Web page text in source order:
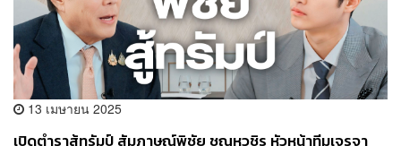
13 เมษายน 2025
เปิดตำราสู้ทรัมป์ สัมภาษณ์พิชัย ชุณหวชิร หัวหน้าทีมเจรจา